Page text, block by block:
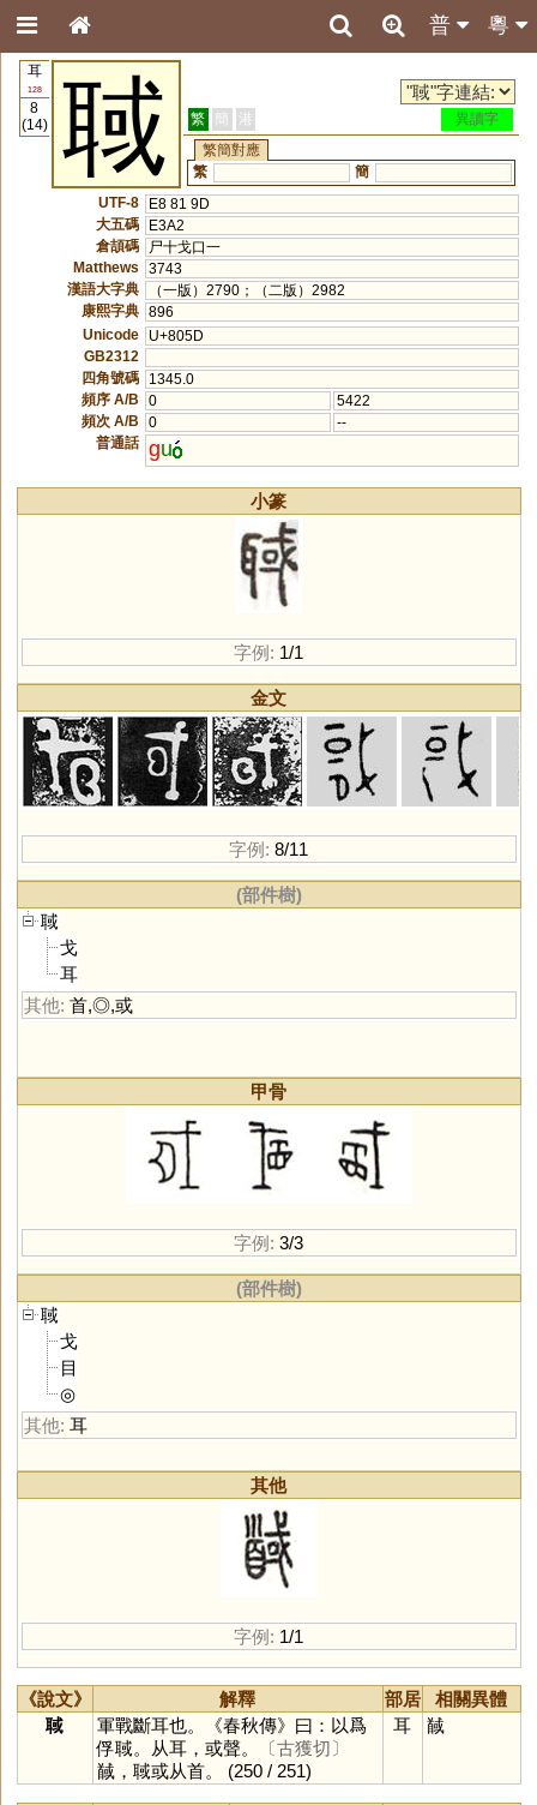
粵
普
耳
128
8
(14)
聝 繁 簡 港
異讀字
繁簡對應
繁
簡
UTF-8
E8 81 9D
大五碼
E3A2
倉頡碼
尸十戈口一
Matthews
3743
漢語大字典
（一版）2790；（二版）2982
康熙字典 896
Unicode
U+805D
GB2312
四角號碼
1345.0
頻序 A/B
0
5422
頻次 A/B
0
--
普通話 gu
小篆
字例: 1/1
金文
字例: 8/11
(部件樹)
聝
戈
耳
其他: 首,◎,或
甲骨
字例: 3/3
(部件樹)
聝
戈
目
◎
其他: 耳
其他
字例: 1/1
《說文》 解釋 部居
相關異體
聝
軍戰斷耳也。《春秋傳》曰：以爲
俘聝。从耳，或聲。
〔古獲切〕
馘，聝或从首。 (250 / 251)
耳 馘